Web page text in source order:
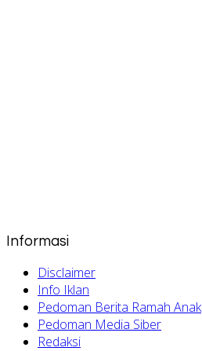
Informasi
Disclaimer
Info Iklan
Pedoman Berita Ramah Anak
Pedoman Media Siber
Redaksi